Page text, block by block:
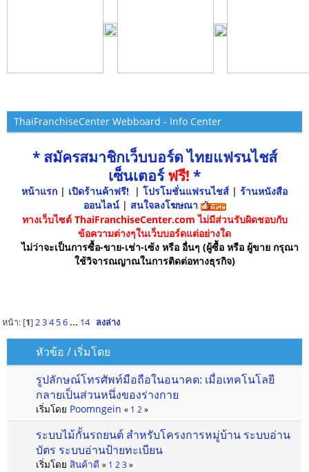
ThaiFranchiseCenter Webboard - Info Center
* สมัครสมาชิกเว็บบอร์ด ไทยแฟรนไชส์
เซ็นเตอร์ฟรี! *
หน้าแรก | เปิดร้านค้าฟรี! | โปรโมชั่นแฟรนไชส์ | ร้านหนังสือ
ออนไลน์ | สนใจลงโฆษณา
ทางเว็บไซต์ ThaiFranchiseCenter.com ไม่มีส่วนรับผิดชอบกับ
ข้อความต่างๆในเว็บบอร์ดแต่อย่างใด
ไม่ว่าจะเป็นการซื้อ-ขาย-เช่า-เซ้ง หรือ อื่นๆ (ผู้ซื้อ หรือ ผู้ขาย กรุณา
ใช้วิจารณญาณในการติดต่อทางธุรกิจ)
หน้า: [1]2 3 4 5 6 ... 14 ลงล่าง
หัวข้อ / เริ่มโดย
รูปลักษณ์โทรศัพท์มือถือในอนาคต: เมื่อเทคโนโลยี
กลายเป็นส่วนหนึ่งของร่างกาย
เริ่มโดย Poomngein « 1 2 »
ระบบไม้กั้นรถยนต์ สำหรับโครงการหมู่บ้าน ระบบอ่าน
บัตร ระบบอ่านป้ายทะเบียน
เริ่มโดย สินค้าดี « 1 2 3 »